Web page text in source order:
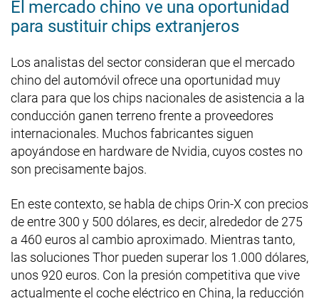
El mercado chino ve una oportunidad
para sustituir chips extranjeros
Los analistas del sector consideran que el mercado
chino del automóvil ofrece una oportunidad muy
clara para que los chips nacionales de asistencia a la
conducción ganen terreno frente a proveedores
internacionales. Muchos fabricantes siguen
apoyándose en hardware de Nvidia, cuyos costes no
son precisamente bajos.
En este contexto, se habla de chips Orin-X con precios
de entre 300 y 500 dólares, es decir, alrededor de 275
a 460 euros al cambio aproximado. Mientras tanto,
las soluciones Thor pueden superar los 1.000 dólares,
unos 920 euros. Con la presión competitiva que vive
actualmente el coche eléctrico en China, la reducción